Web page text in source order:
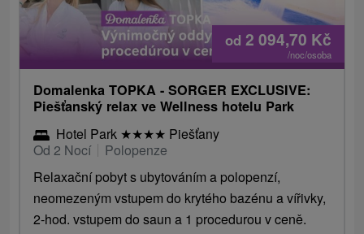
od 2 094,70 Kč
/noc/osoba
Domalenka TOPKA - SORGER EXCLUSIVE:
Piešťanský relax ve Wellness hotelu Park
Hotel Park ★★★★ Piešťany
Od 2 Nocí
Polopenze
Relaxační pobyt s ubytováním a polopenzí,
neomezeným vstupem do krytého bazénu a vířivky,
2-hod. vstupem do saun a 1 procedurou v ceně.